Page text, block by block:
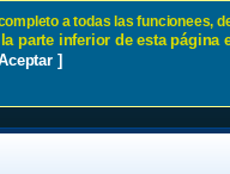
2027 SD
a todas las funcionees,
parte inferior de esta
]